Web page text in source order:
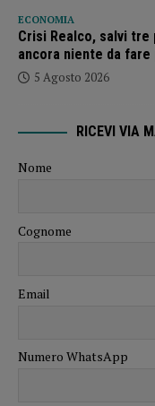
ECONOMIA
Crisi Realco, salvi tre
ancora niente da fare
5 Agosto 2026
RICEVI VIA
Nome
Cognome
Email
Numero WhatsApp